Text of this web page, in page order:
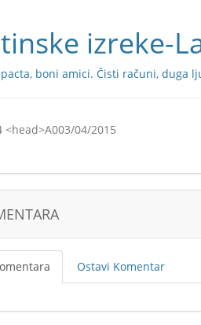
izreke-
boni amici. Čisti računi, duga
03/04/2015
Ostavi Komentar